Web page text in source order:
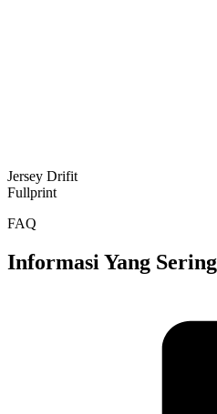
Jersey Drifit
Fullprint
FAQ
Informasi Yang